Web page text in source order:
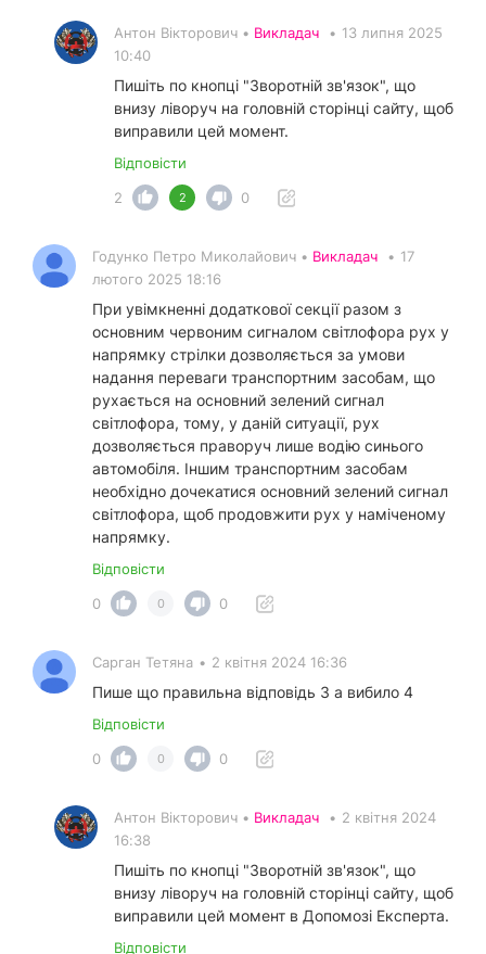
Антон Вікторович • Викладач • 13 липня 2025
10:40
Пишіть по кнопці "Зворотній зв'язок", що
внизу ліворуч на головній сторінці сайту, щоб
виправили цей момент.
Відповісти
2
2 0
Годунко Петро Миколайович • Викладач • 17
лютого 2025 18:16
При увімкненні додаткової секції разом з
основним червоним сигналом світлофора рух у
напрямку стрілки дозволяється за умови
надання переваги транспортним засобам, що
рухається на основний зелений сигнал
світлофора, тому, у даній ситуації, рух
дозволяється праворуч лише водію синього
автомобіля. Іншим транспортним засобам
необхідно дочекатися основний зелений сигнал
світлофора, щоб продовжити рух у наміченому
напрямку.
Відповісти
0
0 0
Сарган Тетяна • 2 квітня 2024 16:36
Пише що правильна відповідь 3 а вибило 4
Відповісти
0
0 0
Антон Вікторович • Викладач • 2 квітня 2024
16:38
Пишіть по кнопці "Зворотній зв'язок", що
внизу ліворуч на головній сторінці сайту, щоб
виправили цей момент в Допомозі Експерта.
Відповісти